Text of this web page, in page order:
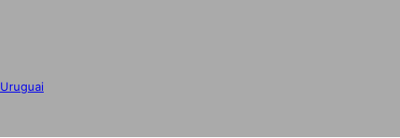
Uruguai